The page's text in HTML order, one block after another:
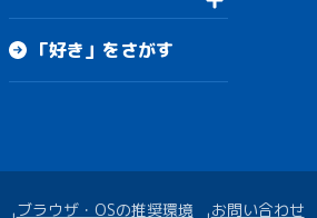
「好き」をさがす
ブラウザ・OSの推奨環境 お問い合わせ